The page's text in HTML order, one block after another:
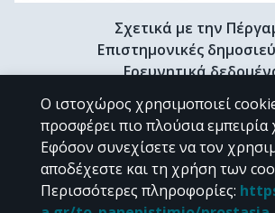
Σχετικά με την
Επιστημονικές
Ερευνητικά
Διδακτορικές διατριβές & Γκρίζα
Προφίλ Ερευνητή
CC BY-NC
Ο ιστοχώρος χρησιμοποιεί
προσφέρει πιο πλούσια εμπειρία
Εφόσον συνεχίσετε να τον
αποδέχεστε και τη χρήση των
Περισσότερες πληροφορίες: